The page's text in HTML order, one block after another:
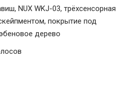
NUX WKJ-03, трёхсенсорная
покрытие под
дерево